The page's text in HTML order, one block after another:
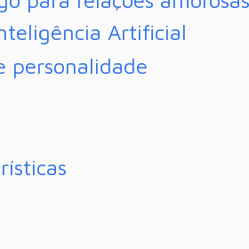
Artificial
personalidade